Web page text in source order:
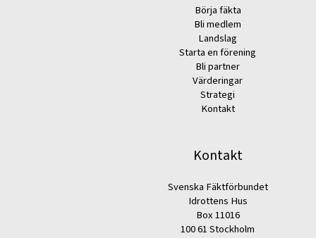
Börja fäkta
Bli medlem
Landslag
Starta en förening
Bli partner
Värderingar
Strategi
Kontakt
Kontakt
Svenska Fäktförbundet
Idrottens Hus
Box 11016
100 61 Stockholm